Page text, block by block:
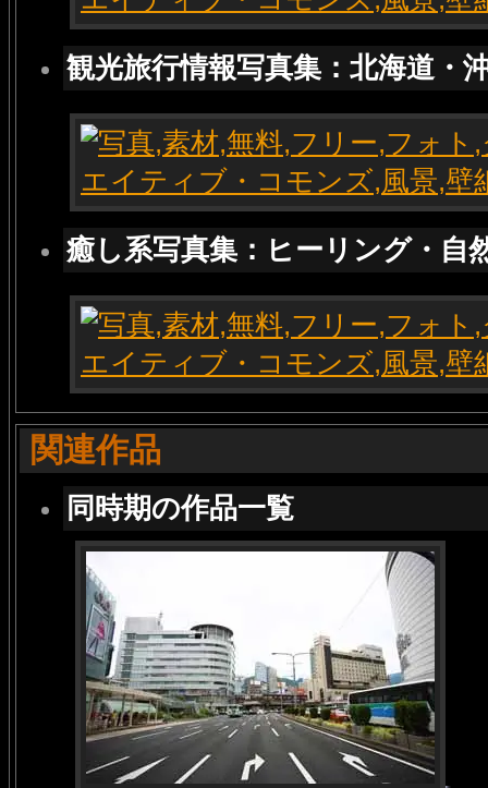
観光旅行情報写真集：北海道・
癒し系写真集：ヒーリング・自
関連作品
同時期の作品一覧